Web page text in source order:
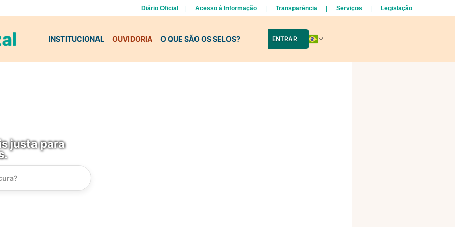
Diário Oficial Acesso à Informação Transparência Serviços Legislação
INSTITUCIONAL OUVIDORIA O QUE SÃO OS SELOS? ENTRAR
justa para